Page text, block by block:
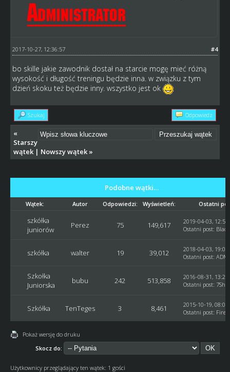
#4
2017-10-27, 12:36:57
bo skille jakie zawodnik dostał na starcie mogę mieć różną
wysokość i długość treningu będzie inna. w związku z tym
dzień skoku też będzie inny. wszystko jest ok
Szukaj Odpowiedz
«
Starszy
wątek| Nowszy wątek»
Podobne wątki…
Wątek: Autor Odpowiedzi: Wyświetleń: Ostatni
szkółka
juniorów
Perez 75 149,617
2019-04-03,
Ostatni post:
szkółka walter 19 39,012
2018-04-03,
Ostatni post:
Szkołka
Juniorska
bubu 242 513,858
2016-08-31,
Ostatni post:
Szkółka TenTeges 3 8,461
2015-10-19,
Ostatni post:
Pokaż wersję do druku
Skocz do:
Użytkownicy przeglądający ten wątek: 1 gości